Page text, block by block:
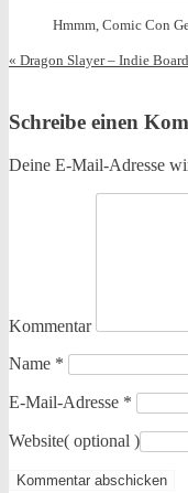
Hmmm, Comic Con
« Dragon Slayer – Indie
Schreibe einen
Deine E-Mail-Adresse
Kommentar
Name *
E-Mail-Adresse *
Website( optional )